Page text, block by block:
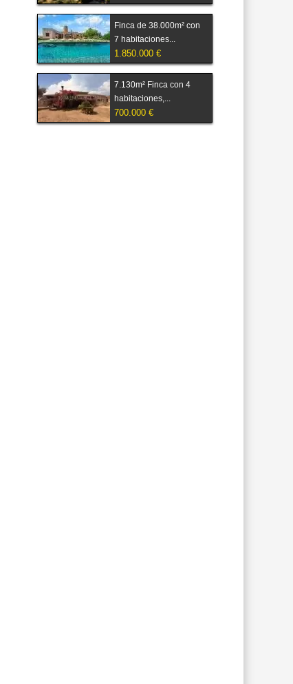
Finca de 38.000m² con
7 habitaciones...
1.850.000 €
7.130m² Finca con 4
habitaciones,...
700.000 €